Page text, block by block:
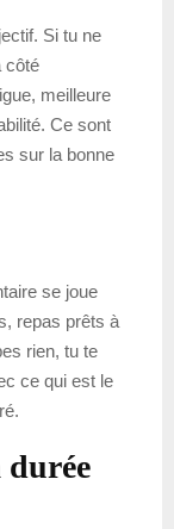
Si tu ne
côté
meilleure
Ce sont
sur la bonne
se joue
repas prêts à
rien, tu te
ce qui est le
durée